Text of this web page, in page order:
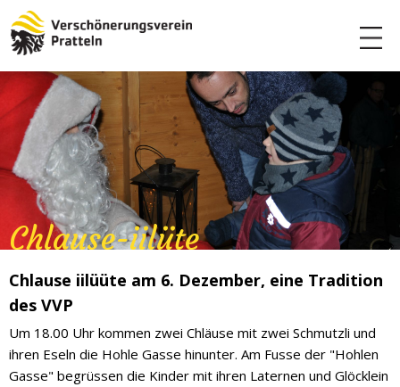
Chlause-iilüte
Chlause iilüüte am 6. Dezember, eine Tradition
des VVP
Um 18.00 Uhr kommen zwei Chläuse mit zwei Schmutzli und
ihren Eseln die Hohle Gasse hinunter. Am Fusse der "Hohlen
Gasse" begrüssen die Kinder mit ihren Laternen und Glöcklein